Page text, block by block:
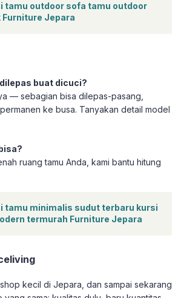
tamu outdoor sofa tamu outdoor
Jepara
buat dicuci?
— sebagian bisa dilepas-pasang,
ke busa. Tanyakan detail model
ruang tamu Anda, kami bantu hitung
tamu minimalis sudut terbaru kursi
termurah Furniture Jepara
kecil di Jepara, dan sampai sekarang